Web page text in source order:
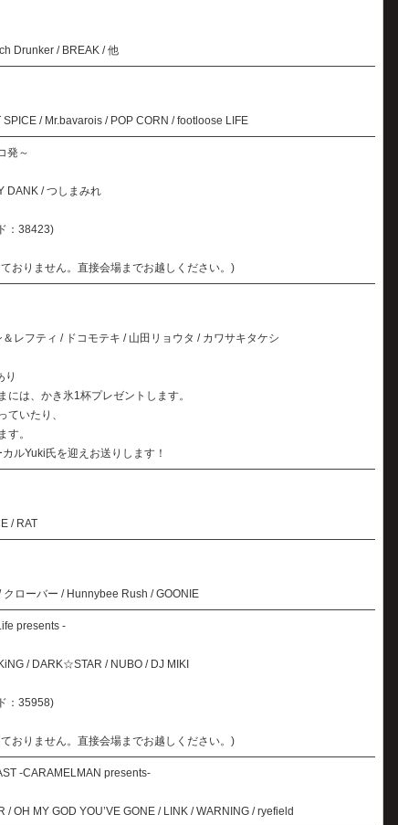
Drunker / BREAK / 他
/ Mr.bavarois / POP CORN / footloose LIFE
発～
DANK / つしまみれ
：38423)
おりません。直接会場までお越しください。)
レフティ / ドコモテキ / 山田リョウタ / カワサキタケシ
り
は、かき氷1杯プレゼントします。
ていたり、
す。
ルYuki氏を迎えお送りします！
/ RAT
ローバー / Hunnybee Rush / GOONIE
presents -
/ DARK☆STAR / NUBO / DJ MIKI
：35958)
おりません。直接会場までお越しください。)
-CARAMELMAN presents-
OH MY GOD YOU’VE GONE / LINK / WARNING / ryefield